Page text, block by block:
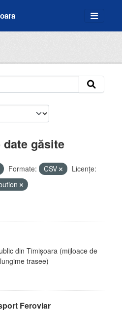
găsite
Formate: CSV
Licenţe:
din Timișoara (mijloace de
trasee)
Feroviar